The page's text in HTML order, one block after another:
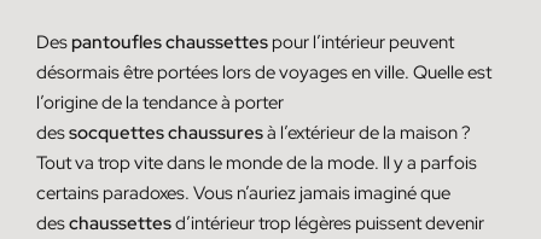
Des pantoufleschaussettes pour l’intérieur peuvent
désormais être portées lors de voyages en ville. Quelle est
l’origine de la tendance à porter
dessocquetteschaussuresà l’extérieur de la maison ?
Tout va trop vite dans le monde de la mode. Il y a parfois
certains paradoxes. Vous n’auriez jamais imaginé que
deschaussettesd’intérieur trop légères puissent devenir